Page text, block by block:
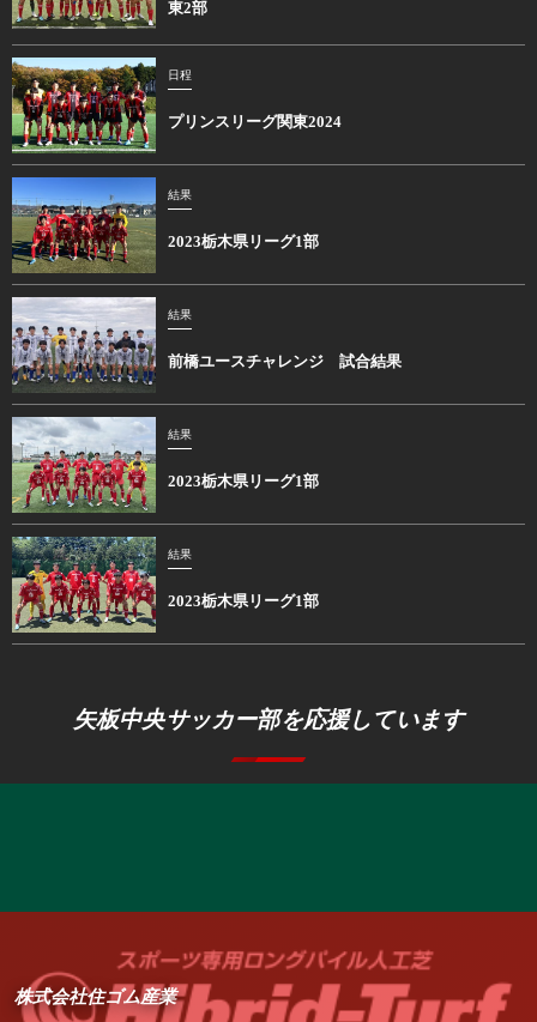
東2部
日程
プリンスリーグ関東2024
結果
2023栃木県リーグ1部
結果
前橋ユースチャレンジ 試合結果
結果
2023栃木県リーグ1部
結果
2023栃木県リーグ1部
矢板中央サッカー部を応援しています
株式会社住ゴム産業